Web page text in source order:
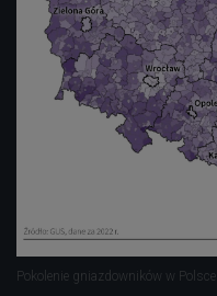
Pokolenie gniazdowników w Polsce